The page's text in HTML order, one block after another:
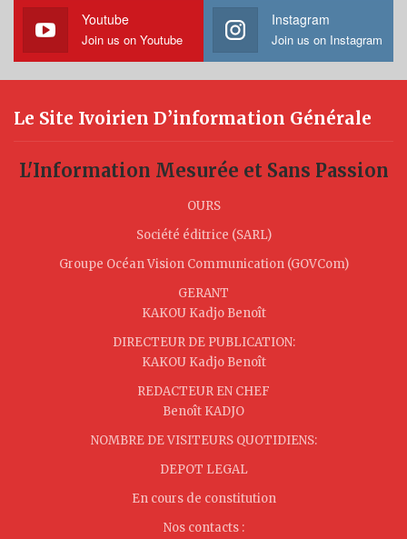
Youtube
Join us on Youtube
Instagram
Join us on Instagram
Le Site Ivoirien D’information Générale
L'Information Mesurée et Sans Passion
OURS
Société éditrice (SARL)
Groupe Océan Vision Communication (GOVCom)
GERANT
KAKOU Kadjo Benoît
DIRECTEUR DE PUBLICATION:
KAKOU Kadjo Benoît
REDACTEUR EN CHEF
Benoît KADJO
NOMBRE DE VISITEURS QUOTIDIENS:
DEPOT LEGAL
En cours de constitution
Nos contacts :